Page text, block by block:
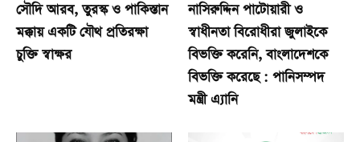
সৌদি আরব, তুরস্ক ও পাকিস্তান
মক্কায় একটি যৌথ প্রতিরক্ষা
চুক্তি স্বাক্ষর
নাসিরুদ্দিন পাটোয়ারী ও
স্বাধীনতা বিরোধীরা জুলাইকে
বিভক্তি করেনি, বাংলাদেশকে
বিভক্তি করেছে : পানিসম্পদ
মন্ত্রী এ্যানি